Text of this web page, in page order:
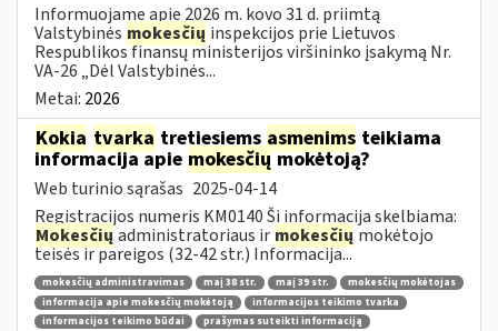
Informuojame apie 2026 m. kovo 31 d. priimtą
Valstybinės mokesčių inspekcijos prie Lietuvos
Respublikos finansų ministerijos viršininko įsakymą Nr.
VA-26 „Dėl Valstybinės...
Metai: 2026
Kokia tvarka tretiesiems asmenims teikiama
informacija apie mokesčiųmokėtoją?
Web turinio sąrašas 2025-04-14
Registracijos numeris KM0140 Ši informacija skelbiama:
Mokesčių administratoriaus ir mokesčių mokėtojo
teisės ir pareigos (32-42 str.) Informacija...
mokesčių administravimas maį 38 str. maį 39 str.
mokesčių mokėtojas
informacija apie mokesčių mokėtoją
informacijos teikimo tvarka
informacijos teikimo būdai
prašymas suteikti informaciją